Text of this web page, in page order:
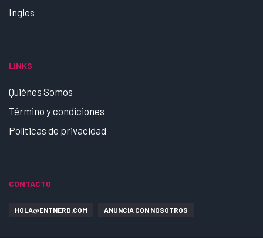
Ingles
LINKS
Quiénes Somos
Término y condiciones
Políticas de privacidad
CONTACTO
HOLA@ENTNERD.COM ANUNCIA CON NOSOTROS